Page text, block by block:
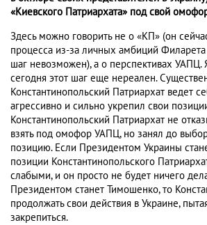
«Киевского Патриархата» под свой
Здесь можно говорить не о «КП» (он
процесса из-за личных амбиций
шаг невозможен), а о перспективах УАПЦ.
сегодня этот шаг еще нереален.
Константинопольский Патриархат ведет
агрессивно и сильно укрепил свои
Константинопольский Патриархат не
взять под омофор УАПЦ, но занял до
позицию. Если Президентом Украины
позиции Константинопольского
слабыми, и он просто не будет ничего
Президентом станет Тимошенко, то
продолжать свои действия в Украине,
закрепиться.